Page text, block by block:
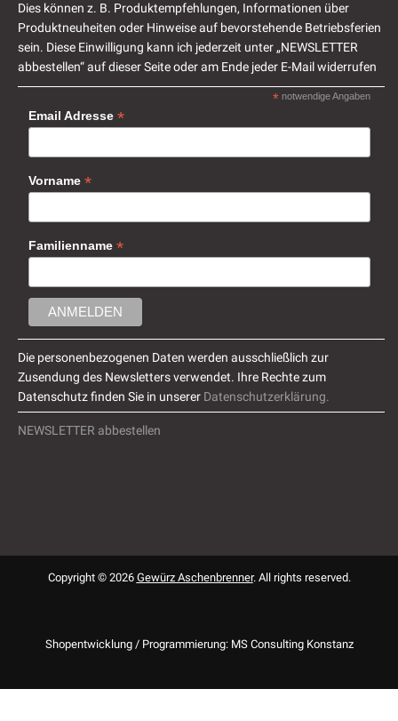
Dies können z. B. Produktempfehlungen, Informationen über
Produktneuheiten oder Hinweise auf bevorstehende Betriebsferien
sein. Diese Einwilligung kann ich jederzeit unter „NEWSLETTER
abbestellen“ auf dieser Seite oder am Ende jeder E-Mail widerrufen
*notwendige Angaben
Email Adresse *
Vorname *
Familienname *
Die personenbezogenen Daten werden ausschließlich zur
Zusendung des Newsletters verwendet. Ihre Rechte zum
Datenschutz finden Sie in unserer Datenschutzerklärung.
NEWSLETTER abbestellen
Copyright © 2026 Gewürz Aschenbrenner. All rights reserved.
Shopentwicklung / Programmierung: MS Consulting Konstanz